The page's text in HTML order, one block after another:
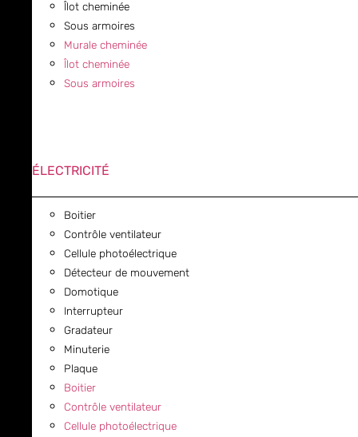
Îlot cheminée
Sous armoires
Murale cheminée
Îlot cheminée
Sous armoires
ÉLECTRICITÉ
Boitier
Contrôle ventilateur
Cellule photoélectrique
Détecteur de mouvement
Domotique
Interrupteur
Gradateur
Minuterie
Plaque
Boitier
Contrôle ventilateur
Cellule photoélectrique